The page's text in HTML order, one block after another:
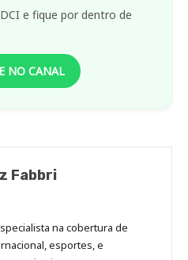
e fique por dentro de
NO CANAL
Fabbri
na cobertura de
esportes, e